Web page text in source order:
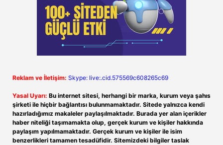
Reklam ve İletişim: Skype: live:.cid.575569c608265c69
Yasal Uyarı: Bu internet sitesi, herhangi bir marka, kurum veya şahıs
şirketi ile hiçbir bağlantısı bulunmamaktadır. Sitede yalnızca kendi
hazırladığımız makaleler paylaşılmaktadır. Burada yer alan içerikler
haber niteliği taşımamakta olup, gerçek kurum ve kişiler hakkında
paylaşım yapılmamaktadır. Gerçek kurum ve kişiler ile isim
benzerlikleri tamamen tesadüfidir. Sitemizdeki bilgiler taslak